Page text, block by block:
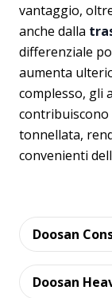
vantaggio,
anche dalla
differenziale
aumenta
complesso, gli
contribuiscono
tonnellata,
convenienti
Doosan
Doosan